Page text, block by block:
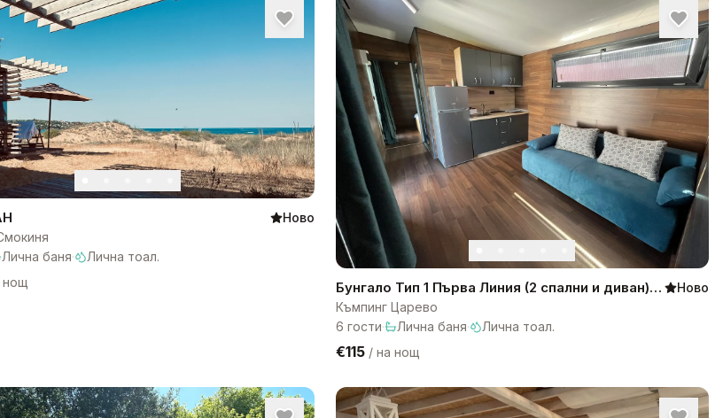
Ново
Лична баня· Лична тоал.
нощ
Бунгало Тип 1 Първа Линия (2 спални и диван)
Къмпинг Царево
Ново
Къмпинг Царево
6 гости· Лична баня· Лична тоал.
€115/ на нощ